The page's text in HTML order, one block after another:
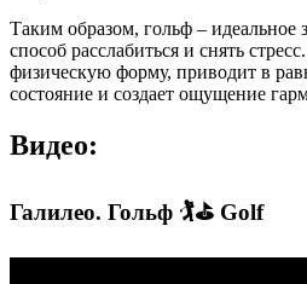
Таким образом, гольф – идеальное
способ расслабиться и снять
физическую форму, приводит в
состояние и создает ощущение
Видео:
Галилео. Гольф 🏌⛳ Golf